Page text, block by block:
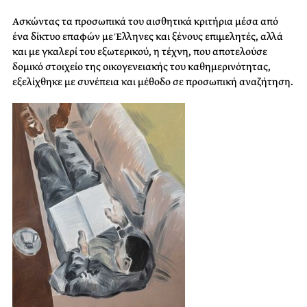
Ασκώντας τα προσωπικά του αισθητικά κριτήρια μέσα από
ένα δίκτυο επαφών με Έλληνες και ξένους επιμελητές, αλλά
και με γκαλερί του εξωτερικού, η τέχνη, που αποτελούσε
δομικό στοιχείο της οικογενειακής του καθημερινότητας,
εξελίχθηκε με συνέπεια και μέθοδο σε προσωπική αναζήτηση.